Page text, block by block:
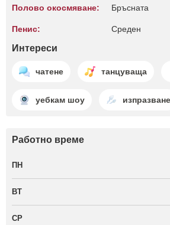
Полово окосмяване: Бръсната
Пенис: Среден
Интереси
чатене танцуваща
уебкам шоу изпразване
Работно време
ПН
ВТ
СР